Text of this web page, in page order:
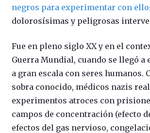
negros para experimentar con
dolorosísimas y peligrosas
Fue en pleno siglo XX y en el
Guerra Mundial, cuando se llegó a
a gran escala con seres humanos.
sobra conocido, médicos nazis
experimentos atroces con
campos de concentración (efecto
efectos del gas nervioso,